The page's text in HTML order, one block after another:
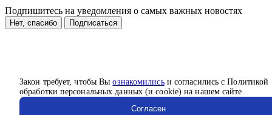
Закон требует, чтобы Выознакомилисьи согласились с Политикой
обработки персональных данных (и cookie) на нашем сайте.
Согласен
Подпишитесь на уведомления о самых важных новостях
Нет, спасибо Подписаться